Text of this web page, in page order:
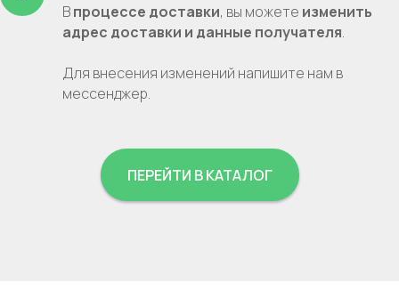
Впроцессе доставки, вы можете изменить
адрес доставки и данные получателя.
Для внесения изменений напишите нам в
мессенджер.
ПЕРЕЙТИ В КАТАЛОГ